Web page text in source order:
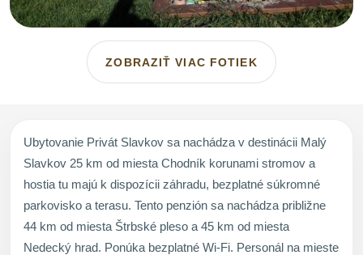
ZOBRAZIŤ VIAC FOTIEK
Ubytovanie Privát Slavkov sa nachádza v destinácii Malý
Slavkov 25 km od miesta Chodník korunami stromov a
hostia tu majú k dispozícii záhradu, bezplatné súkromné
parkovisko a terasu. Tento penzión sa nachádza približne
44 km od miesta Štrbské pleso a 45 km od miesta
Nedecký hrad. Ponúka bezplatné Wi-Fi. Personál na mieste